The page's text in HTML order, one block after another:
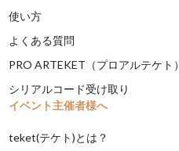
使い方
よくある質問
PRO ARTEKET（プロアルテケト）
シリアルコード受け取り
イベント主催者様へ
teket(テケト)とは？